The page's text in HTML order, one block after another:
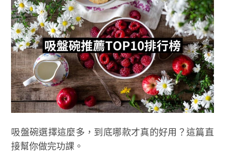
吸盤碗選擇這麼多，到底哪款才真的好用？這篇直
接幫你做完功課。